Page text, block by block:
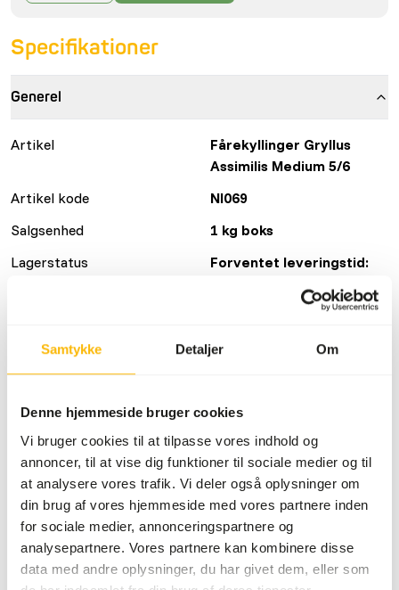
Samtykke Detaljer Om
Denne hjemmeside bruger cookies
Vi bruger cookies til at tilpasse vores indhold og
annoncer, til at vise dig funktioner til sociale medier og til
at analysere vores trafik. Vi deler også oplysninger om
din brug af vores hjemmeside med vores partnere inden
for sociale medier, annonceringspartnere og
analysepartnere. Vores partnere kan kombinere disse
data med andre oplysninger, du har givet dem, eller som
Specifikationer
Generel
Artikel
Fårekyllinger Gryllus
Assimilis Medium 5/6
Artikel kode
NI069
Salgsenhed
1 kg boks
Lagerstatus
Forventet leveringstid:
Detaljer
Ernæringsråd
Foder til fårekyllinger: Fårekyllinger sendes med mad nok
til at ankomme til dit hus i god stand. Du kan godt holde
fårekyllinger i flere dage, når du putter et lille stykke
gulerod eller æble for at holde fugten i kassen. Skal du
have dem til at gå i længere tid kan du bruge havregryn